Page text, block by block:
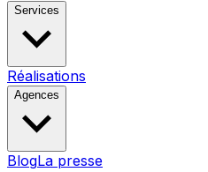
Services
Réalisations
Agences
BlogLa presse